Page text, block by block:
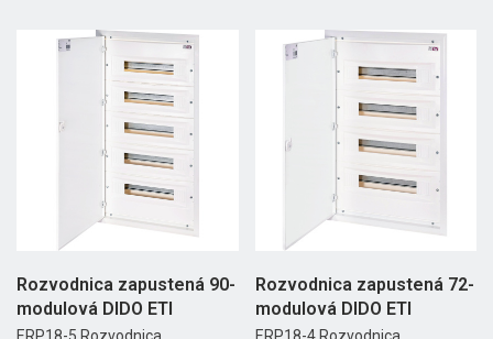
Rozvodnica zapustená 90-
modulová DIDO ETI
Rozvodnica zapustená 72-
modulová DIDO ETI